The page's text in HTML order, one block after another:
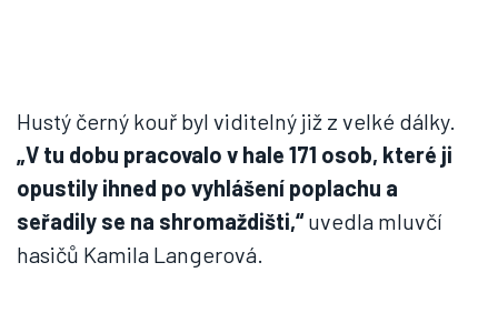
Hustý černý kouř byl viditelný již z velké dálky.
„V tu dobu pracovalo v hale 171 osob, které ji
opustily ihned po vyhlášení poplachu a
seřadily se na shromaždišti,“uvedla mluvčí
hasičů Kamila Langerová.